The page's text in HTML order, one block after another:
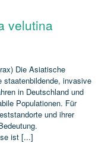
velutina
Die Asiatische
staatenbildende, invasive
in Deutschland und
Populationen. Für
und ihrer
ist [...]